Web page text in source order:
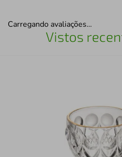
Carregando avaliações…
Vistos